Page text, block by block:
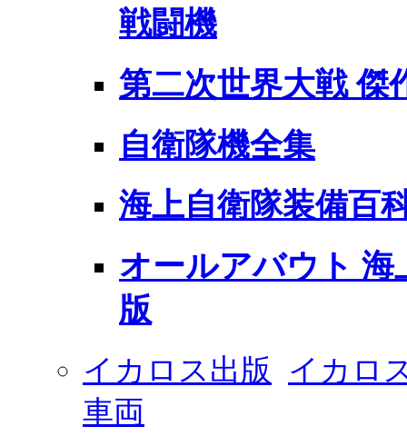
戦闘機
第二次世界大戦 傑
自衛隊機全集
海上自衛隊装備百
オールアバウト 海
版
イカロス出版
イカロ
車両